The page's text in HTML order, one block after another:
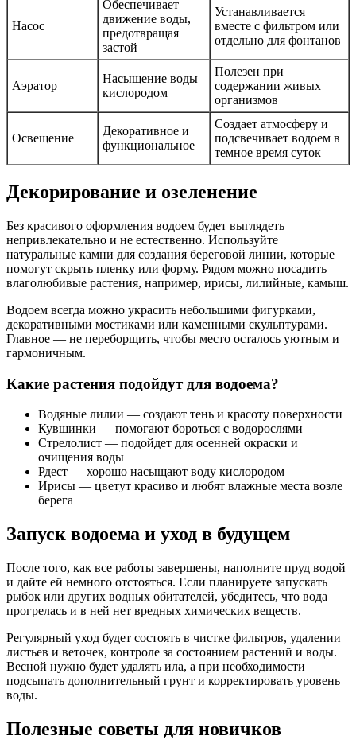
Насос
Обеспечивает
движение воды,
предотвращая
застой
Устанавливается
вместе с фильтром или
отдельно для фонтанов
Аэратор
Насыщение воды
кислородом
Полезен при
содержании живых
организмов
Освещение
Декоративное и
функциональное
Создает атмосферу и
подсвечивает водоем в
темное время суток
Декорирование и озеленение
Без красивого оформления водоем будет выглядеть
непривлекательно и не естественно. Используйте
натуральные камни для создания береговой линии, которые
помогут скрыть пленку или форму. Рядом можно посадить
влаголюбивые растения, например, ирисы, лилийные, камыш.
Водоем всегда можно украсить небольшими фигурками,
декоративными мостиками или каменными скульптурами.
Главное — не переборщить, чтобы место осталось уютным и
гармоничным.
Какие растения подойдут для водоема?
Водяные лилии — создают тень и красоту поверхности
Кувшинки — помогают бороться с водорослями
Стрелолист — подойдет для осенней окраски и
очищения воды
Рдест — хорошо насыщают воду кислородом
Ирисы — цветут красиво и любят влажные места возле
берега
Запуск водоема и уход в будущем
После того, как все работы завершены, наполните пруд водой
и дайте ей немного отстояться. Если планируете запускать
рыбок или других водных обитателей, убедитесь, что вода
прогрелась и в ней нет вредных химических веществ.
Регулярный уход будет состоять в чистке фильтров, удалении
листьев и веточек, контроле за состоянием растений и воды.
Весной нужно будет удалять ила, а при необходимости
подсыпать дополнительный грунт и корректировать уровень
воды.
Полезные советы для новичков